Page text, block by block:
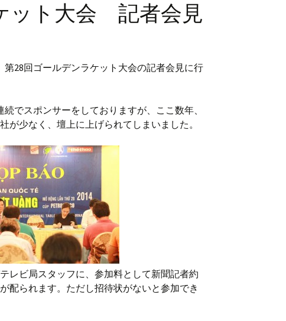
ット大会 記者会見
第28回ゴールデンラケット大会の記者会見に行
でスポンサーをしておりますが、ここ数年、
が少なく、壇上に上げられてしまいました。
レビ局スタッフに、参加料として新聞記者約
配られます。ただし招待状がないと参加でき